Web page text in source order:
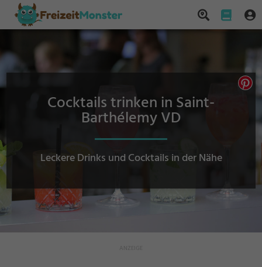
Cocktails trinken in Saint-
Barthélemy VD
Leckere Drinks und Cocktails in der Nähe